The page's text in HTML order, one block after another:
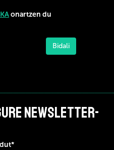
onartzen du
NEWSLETTER-